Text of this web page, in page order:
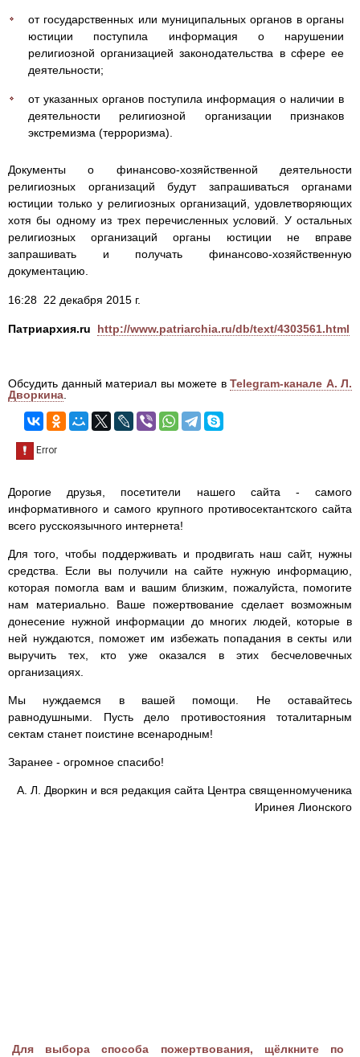
от государственных или муниципальных органов в органы
юстиции поступила информация о нарушении
религиозной организацией законодательства в сфере ее
деятельности;
от указанных органов поступила информация о наличии в
деятельности религиозной организации признаков
экстремизма (терроризма).
Документы о финансово-хозяйственной деятельности
религиозных организаций будут запрашиваться органами
юстиции только у религиозных организаций, удовлетворяющих
хотя бы одному из трех перечисленных условий. У остальных
религиозных организаций органы юстиции не вправе
запрашивать и получать финансово-хозяйственную
документацию.
16:28 22 декабря 2015 г.
Патриархия.ru http://www.patriarchia.ru/db/text/4303561.html
Обсудить данный материал вы можете в Telegram-канале А. Л.
Дворкина
Дорогие друзья, посетители нашего сайта - самого
информативного и самого крупного противосектантского сайта
всего русскоязычного интернета!
Для того, чтобы поддерживать и продвигать наш сайт, нужны
средства. Если вы получили на сайте нужную информацию,
которая помогла вам и вашим близким, пожалуйста, помогите
нам материально. Ваше пожертвование сделает возможным
донесение нужной информации до многих людей, которые в
ней нуждаются, поможет им избежать попадания в секты или
выручить тех, кто уже оказался в этих бесчеловечных
организациях.
Мы нуждаемся в вашей помощи. Не оставайтесь
равнодушными. Пусть дело противостояния тоталитарным
сектам станет поистине всенародным!
Заранее - огромное спасибо!
А. Л. Дворкин и вся редакция сайта Центра священномученика
Иринея Лионского
Для выбора способа пожертвования, щёлкните по